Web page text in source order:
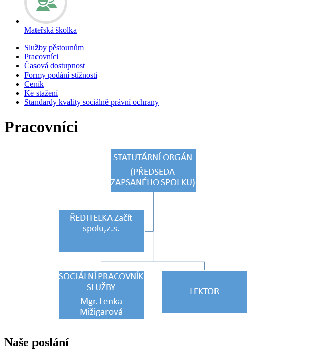
Mateřská školka
Služby pěstounům
Pracovníci
Časová dostupnost
Formy podání stížnosti
Ceník
Ke stažení
Standardy kvality sociálně právní ochrany
Pracovníci
Naše poslání